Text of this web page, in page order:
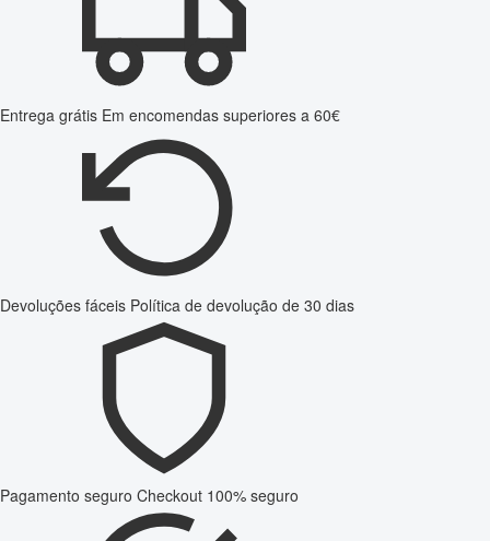
Entrega grátis Em encomendas superiores a 60€
Devoluções fáceis Política de devolução de 30 dias
Pagamento seguro Checkout 100% seguro